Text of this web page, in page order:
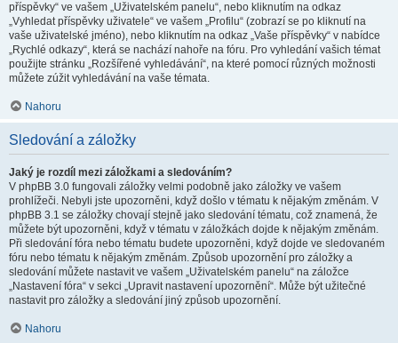
příspěvky“ ve vašem „Uživatelském panelu“, nebo kliknutím na odkaz
„Vyhledat příspěvky uživatele“ ve vašem „Profilu“ (zobrazí se po kliknutí na
vaše uživatelské jméno), nebo kliknutím na odkaz „Vaše příspěvky“ v nabídce
„Rychlé odkazy“, která se nachází nahoře na fóru. Pro vyhledání vašich témat
použijte stránku „Rozšířené vyhledávání“, na které pomocí různých možnosti
můžete zúžit vyhledávání na vaše témata.
Nahoru
Sledování a záložky
Jaký je rozdíl mezi záložkami a sledováním?
V phpBB 3.0 fungovali záložky velmi podobně jako záložky ve vašem
prohlížeči. Nebyli jste upozorněni, když došlo v tématu k nějakým změnám. V
phpBB 3.1 se záložky chovají stejně jako sledování tématu, což znamená, že
můžete být upozorněni, když v tématu v záložkách dojde k nějakým změnám.
Při sledování fóra nebo tématu budete upozorněni, když dojde ve sledovaném
fóru nebo tématu k nějakým změnám. Způsob upozornění pro záložky a
sledování můžete nastavit ve vašem „Uživatelském panelu“ na záložce
„Nastavení fóra“ v sekci „Upravit nastavení upozornění“. Může být užitečné
nastavit pro záložky a sledování jiný způsob upozornění.
Nahoru